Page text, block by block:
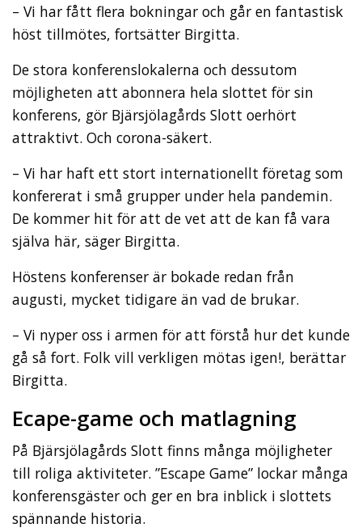
– Vi har fått flera bokningar och går en fantastisk
höst tillmötes, fortsätter Birgitta.
De stora konferenslokalerna och dessutom
möjligheten att abonnera hela slottet för sin
konferens, gör Bjärsjölagårds Slott oerhört
attraktivt. Och corona-säkert.
– Vi har haft ett stort internationellt företag som
konfererat i små grupper under hela pandemin.
De kommer hit för att de vet att de kan få vara
själva här, säger Birgitta.
Höstens konferenser är bokade redan från
augusti, mycket tidigare än vad de brukar.
– Vi nyper oss i armen för att förstå hur det kunde
gå så fort. Folk vill verkligen mötas igen!, berättar
Birgitta.
Ecape-game och matlagning
På Bjärsjölagårds Slott finns många möjligheter
till roliga aktiviteter. ”Escape Game” lockar många
konferensgäster och ger en bra inblick i slottets
spännande historia.